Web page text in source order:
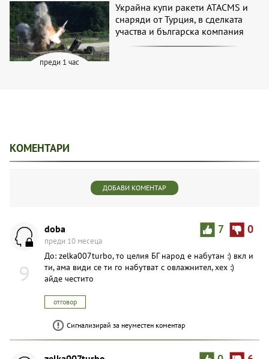
преди 1 час
Украйна купи ракети ATACMS и
снаряди от Турция, в сделката
участва и българска компания
КОМЕНТАРИ
ДОБАВИ КОМЕНТАР
9
7 0
doba
преди 10 месеца
До: zelka007turbo, то целия БГ народ е набутан :) вкл и
ти, ама види се ти го набутват с овлажнител, хех :)
айде честито
отговор
Сигнализирай за неуместен коментар